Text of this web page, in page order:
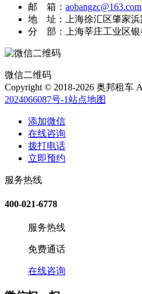
邮 箱： aobangzc@163.com
地 址：上海徐汇区肇家浜
分 部：上海莘庄工业区银
微信二维码
Copyright © 2018-2026 奥邦租车
2024066087号-1站点地图
添加微信
在线咨询
拨打电话
立即预约
服务热线
400-021-6778
服务热线
免费通话
在线咨询